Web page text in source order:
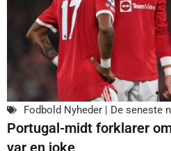
Fodbold Nyheder | De seneste
Portugal-midt forklarer
var en joke